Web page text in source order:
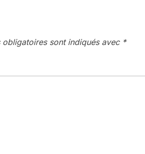
obligatoires sont indiqués avec *